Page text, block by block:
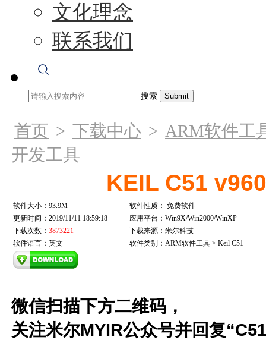
文化理念
联系我们
搜索
首页 > 下载中心 > ARM软件工
开发工具
KEIL C51
软件大小：93.9M 软件性质： 免费软件
更新时间：2019/11/11 18:59:18
应用平台：Win9X/Win2000/WinXP
下载次数： 3873221
下载来源：米尔科技
软件语言：英文
软件类别：ARM软件工具 > Keil C51
微信扫描下方二维码，
关注米尔MYIR公众号并回复